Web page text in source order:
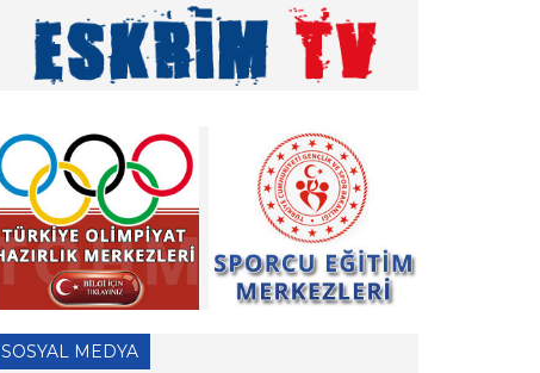
» 2026 Yılı Hakem Geç Vize İşlemleri hk.
» ÖDEME İŞLEMLERİ HAKKINDA ÖNEMLİ
DUYURU!
» 2026 Yılı Vizeli Antrenör Listesi
» 2026 Yılı Vize İşlemleri İçin Tesis Yeterlilik
Belgesi Duyurusu
» 2026 yılı Kulüp Spor Dalı Tescili ve Vize
Başvuruları
» 2026 Yılı Sporcu Lisans, Vize ve Transfer
İşlemleri Hk.
SOSYAL MEDYA